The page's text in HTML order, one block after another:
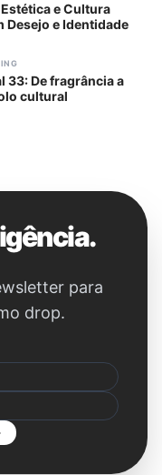
Estética e Cultura
Desejo e Identidade
33: De fragrância a
cultural
para
drop.